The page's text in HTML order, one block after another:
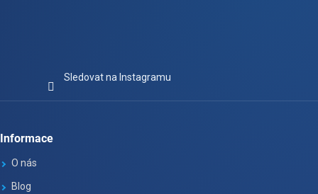
Sledovat na Instagramu
Informace
O nás
Blog